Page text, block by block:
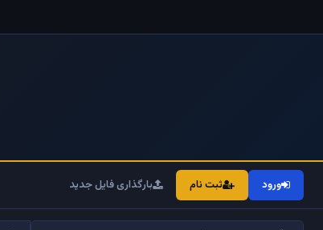
ورود ثبت نام بارگذاری فایل جدید